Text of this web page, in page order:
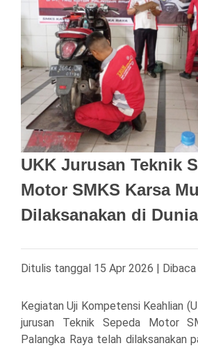
UKK Jurusan Teknik
Motor SMKS Karsa
Dilaksanakan di
Ditulis tanggal 15 Apr 2026 |
Kegiatan Uji Kompetensi Keahlian
jurusan Teknik Sepeda Motor
Palangka Rayatelah dilaksanakan